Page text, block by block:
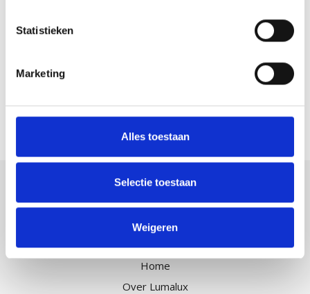
Statistieken
Marketing
Alles toestaan
Selectie toestaan
Weigeren
Terug naar het overzicht
Home
Over Lumalux